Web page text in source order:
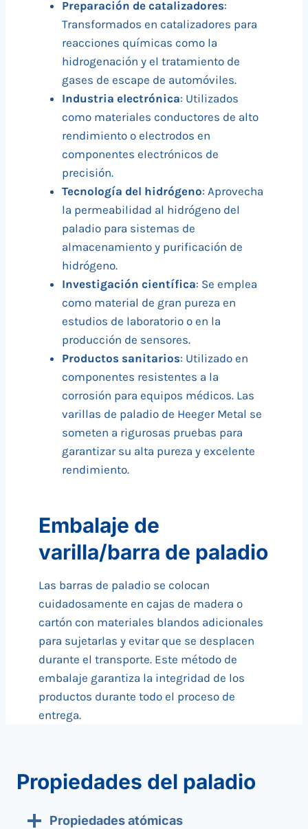
Preparación de catalizadores:
Transformados en catalizadores para
reacciones químicas como la
hidrogenación y el tratamiento de
gases de escape de automóviles.
Industria electrónica: Utilizados
como materiales conductores de alto
rendimiento o electrodos en
componentes electrónicos de
precisión.
Tecnología del hidrógeno: Aprovecha
la permeabilidad al hidrógeno del
paladio para sistemas de
almacenamiento y purificación de
hidrógeno.
Investigación científica: Se emplea
como material de gran pureza en
estudios de laboratorio o en la
producción de sensores.
Productos sanitarios: Utilizado en
componentes resistentes a la
corrosión para equipos médicos. Las
varillas de paladio de Heeger Metal se
someten a rigurosas pruebas para
garantizar su alta pureza y excelente
rendimiento.
Embalaje de
varilla/barra de paladio
Las barras de paladio se colocan
cuidadosamente en cajas de madera o
cartón con materiales blandos adicionales
para sujetarlas y evitar que se desplacen
durante el transporte. Este método de
embalaje garantiza la integridad de los
productos durante todo el proceso de
entrega.
Propiedades del paladio
Propiedades atómicas